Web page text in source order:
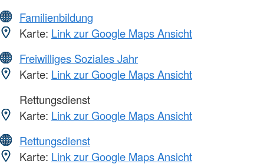
Familienbildung
Karte: Link zur Google Maps Ansicht
Freiwilliges Soziales Jahr
Karte: Link zur Google Maps Ansicht
Rettungsdienst
Karte: Link zur Google Maps Ansicht
Rettungsdienst
Karte: Link zur Google Maps Ansicht